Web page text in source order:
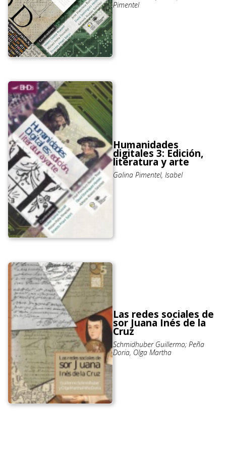
Pimentel
Humanidades
digitales 3: Edición,
literatura y arte
Galina Pimentel, Isabel
Las redes sociales de
sor Juana Inés de la
Cruz
Schmidhuber Guillermo; Peña
Doria, Olga Martha